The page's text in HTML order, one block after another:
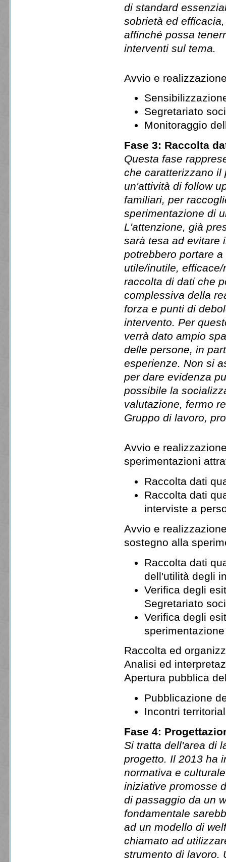
di standard
sobrietà ed
affinché possa
interventi sul tema.
Avvio e
Segretariato
Monitoraggio
Fase 3: Raccolta
Questa fase
che caratterizzano il
un'attività di follow
familiari, per
sperimentazione di
L'attenzione, già
sarà tesa ad evitare
potrebbero portare
utile/inutile,
raccolta di dati che
complessiva della
forza e punti di
intervento. Per
verrà dato ampio
delle persone, in
esperienze. Non si
per dare evidenza
possibile la
valutazione, fermo
Gruppo di lavoro,
Avvio e
sperimentazioni
Raccolta dati
Raccolta dati
interviste a
Avvio e
sostegno alla
Raccolta dati
dell'utilità degli
Verifica degli
Segretariato
Verifica degli
Raccolta ed
Analisi ed
Apertura pubblica
Pubblicazione
Incontri
Fase 4:
Si tratta dell'area di
progetto. Il 2013 ha
normativa e
iniziative promosse
di passaggio da un
fondamentale
ad un modello di
chiamato ad
strumento di lavoro.